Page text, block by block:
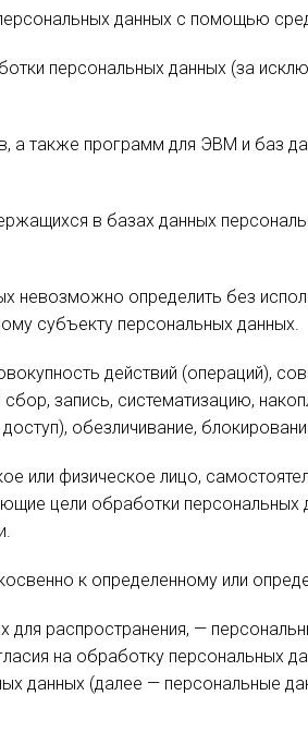
данных с помощью
персональных данных (за
также программ для ЭВМ и баз
в базах данных
невозможно определить без
субъекту персональных данных.
действий (операций),
запись, систематизацию,
обезличивание,
или физическое лицо,
цели обработки
к определенному или
распространения, —
на обработку персональных
данных (далее — персональные